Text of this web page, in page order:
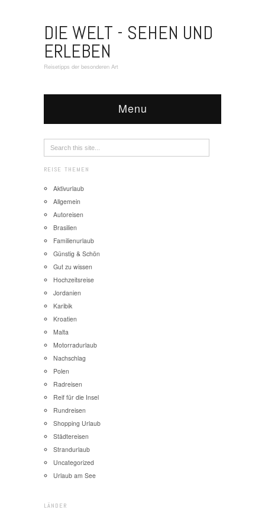
DIE WELT - SEHEN UND
ERLEBEN
Reisetipps der besonderen Art
Menu
REISE THEMEN
Aktivurlaub
Allgemein
Autoreisen
Brasilien
Familienurlaub
Günstig & Schön
Gut zu wissen
Hochzeitsreise
Jordanien
Karibik
Kroatien
Malta
Motorradurlaub
Nachschlag
Polen
Radreisen
Reif für die Insel
Rundreisen
Shopping Urlaub
Städtereisen
Strandurlaub
Uncategorized
Urlaub am See
LÄNDER